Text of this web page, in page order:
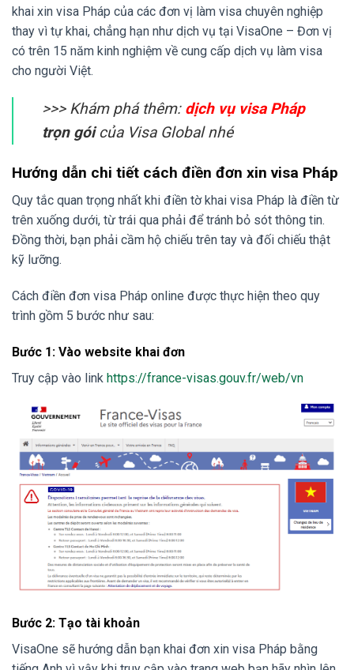
khai xin visa Pháp của các đơn vị làm visa chuyên nghiệp
thay vì tự khai, chẳng hạn như dịch vụ tại VisaOne – Đơn vị
có trên 15 năm kinh nghiệm về cung cấp dịch vụ làm visa
cho người Việt.
>>> Khám phá thêm: dịch vụ visa Pháp
trọn góicủa Visa Global nhé
Hướng dẫn chi tiết cách điền đơn xin visa Pháp
Quy tắc quan trọng nhất khi điền tờ khai visa Pháp là điền từ
trên xuống dưới, từ trái qua phải để tránh bỏ sót thông tin.
Đồng thời, bạn phải cầm hộ chiếu trên tay và đối chiếu thật
kỹ lưỡng.
Cách điền đơn visa Pháp online được thực hiện theo quy
trình gồm 5 bước như sau:
Bước 1: Vào website khai đơn
Truy cập vào link https://france-visas.gouv.fr/web/vn
Bước 2: Tạo tài khoản
VisaOne sẽ hướng dẫn bạn khai đơn xin visa Pháp bằng